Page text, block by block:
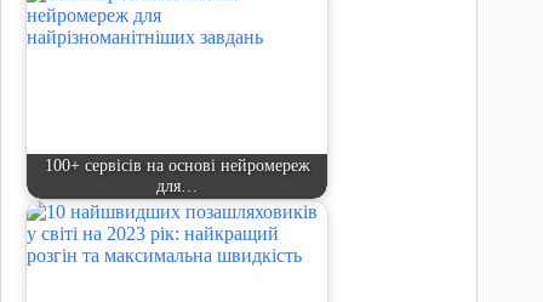
100+ сервісів на основі нейромереж
для…